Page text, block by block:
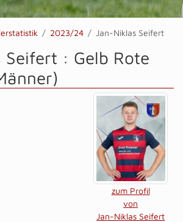
2023/24 Jan-Niklas Seifert
Seifert : Gelb Rote
zum Profil
von
Jan-Niklas Seifert